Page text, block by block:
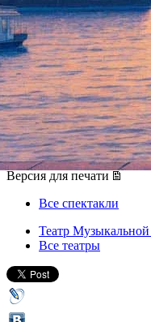
Балет
неделю
Петербурге
05 апреля 2017, среда,
Версия для печати
Все спектакли
Театр
Все театры